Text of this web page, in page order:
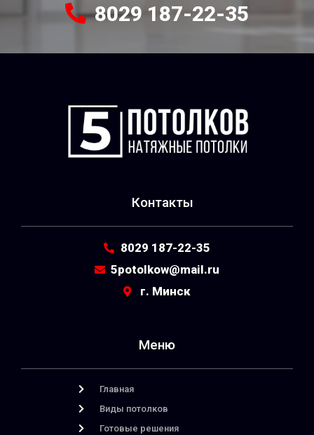
8029 187-22-35
Контакты
8029 187-22-35
5potolkow@mail.ru
г. Минск
Меню
Главная
Виды потолков
Готовые решения